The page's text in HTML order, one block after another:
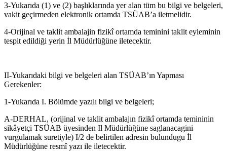
3-Yukarıda (1) ve (2) başlıklarında yer alan tüm bu bilgi ve belgeleri,
vakit geçirmeden elektronik ortamda TSÜAB’a iletmelidir.
4-Orijinal ve taklit ambalajin fizikî ortamda teminini taklit eyleminin
tespit edildiği yerin İl Müdürlüğüne iletecektir.
II-Yukarıdaki bilgi ve belgeleri alan TSÜAB’ın Yapması
Gerekenler:
1-Yukarıda I. Bölümde yazılı bilgi ve belgeleri;
A-DERHAL, (orijinal ve taklit ambalajın fizikî ortamda temininin
sikâyetçi TSÜAB üyesinden Il Müdürlüğüne saglanacagini
vurgulamak suretiyle) I/2 de belirtilen adresin bulundugu İl
Müdürlüğüne resmî yazı ile iletecektir.